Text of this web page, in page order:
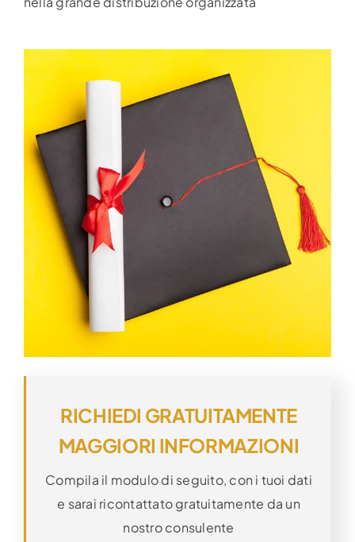
RICHIEDI GRATUITAMENTE
MAGGIORI INFORMAZIONI
Compila il modulo di seguito, con i tuoi dati
e sarai ricontattato gratuitamente da un
nostro consulente